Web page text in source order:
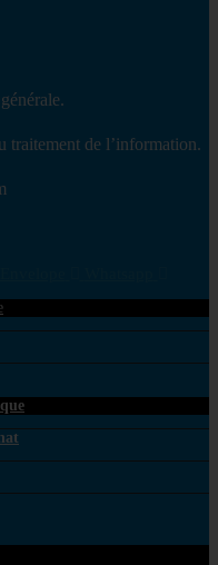
traitement de l’information.